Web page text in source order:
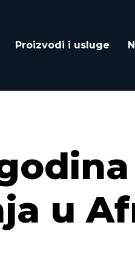
Proizvodi i usluge
u